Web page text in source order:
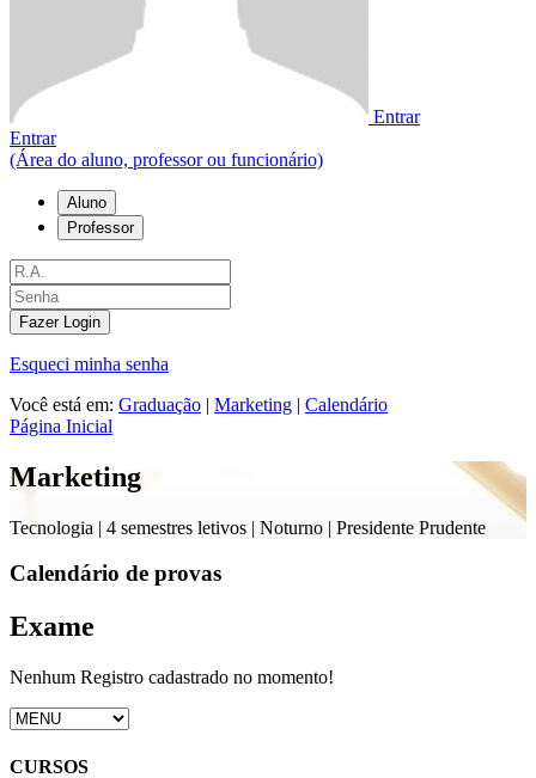
Entrar
Entrar
(Área do aluno, professor ou funcionário)
Aluno
Professor
Fazer Login
Esqueci minha senha
Você está em: Graduação | Marketing | Calendário
Página Inicial
Marketing
Tecnologia | 4 semestres letivos | Noturno | Presidente Prudente
Calendário de provas
Exame
Nenhum Registro cadastrado no momento!
CURSOS